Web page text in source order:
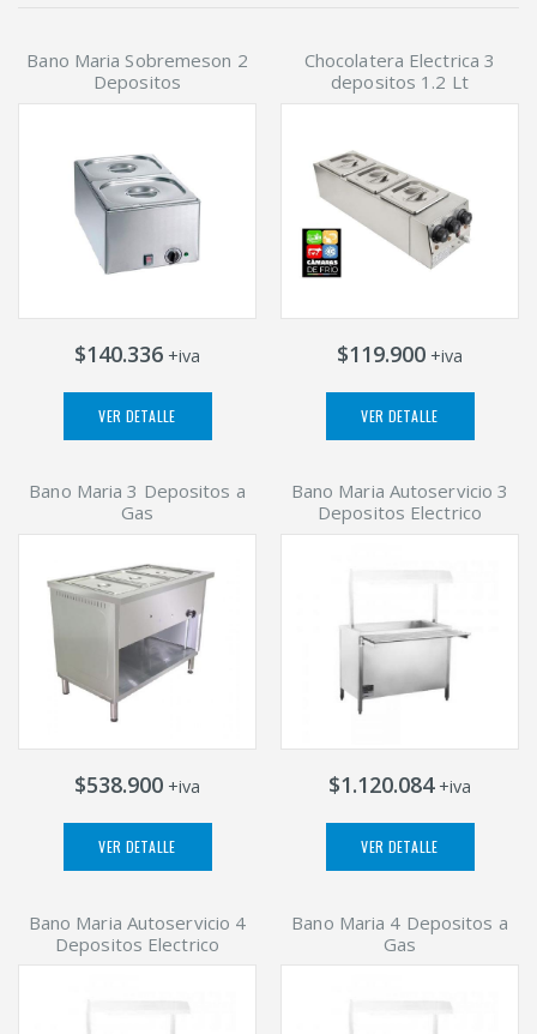
Bano Maria Sobremeson 2
Depositos
$140.336 +iva
VER DETALLE
Chocolatera Electrica 3
depositos 1.2 Lt
$119.900 +iva
VER DETALLE
Bano Maria 3 Depositos a
Gas
$538.900 +iva
VER DETALLE
Bano Maria Autoservicio 3
Depositos Electrico
$1.120.084+iva
VER DETALLE
Bano Maria Autoservicio 4
Depositos Electrico
Bano Maria 4 Depositos a
Gas